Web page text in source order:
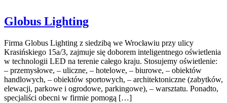
Globus Lighting
Firma Globus Lighting z siedzibą we Wrocławiu przy ulicy
Krasińskiego 15a/3, zajmuje się doborem inteligentnego oświetlenia
w technologii LED na terenie całego kraju. Stosujemy oświetlenie:
– przemysłowe, – uliczne, – hotelowe, – biurowe, – obiektów
handlowych, – obiektów sportowych, – architektoniczne (zabytków,
elewacji, parkowe i ogrodowe, parkingowe), – warsztatu. Ponadto,
specjaliści obecni w firmie pomogą […]